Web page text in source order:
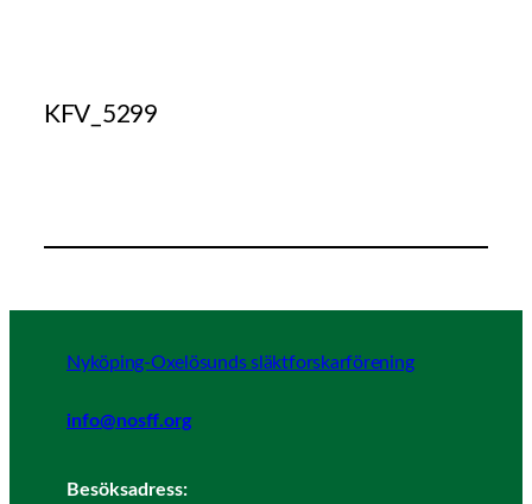
KFV_5299
Nyköping-Oxelösunds släktforskarförening
info@nosff.org
Besöksadress: